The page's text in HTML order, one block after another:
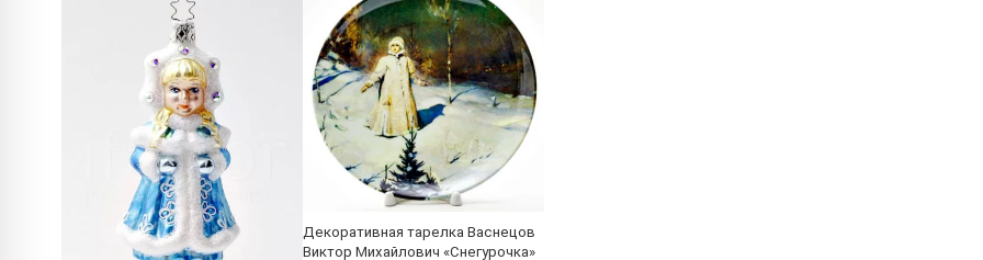
Декоративная тарелка Васнецов
Виктор Михайлович «Снегурочка»